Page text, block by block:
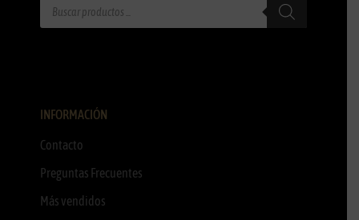
INFORMACIÓN
Contacto
Preguntas Frecuentes
Más vendidos